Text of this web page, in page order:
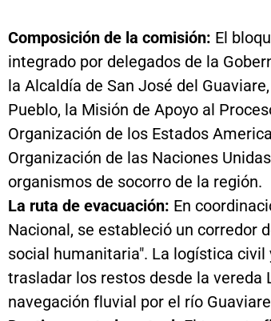
Composición de la comisión: El
integrado por delegados de la
la Alcaldía de San José del
Pueblo, la Misión de Apoyo al
Organización de los Estados
Organización de las Naciones
organismos de socorro de la región.
La ruta de evacuación: En
Nacional, se estableció un corredor
social humanitaria". La logística
trasladar los restos desde la vereda
navegación fluvial por el río